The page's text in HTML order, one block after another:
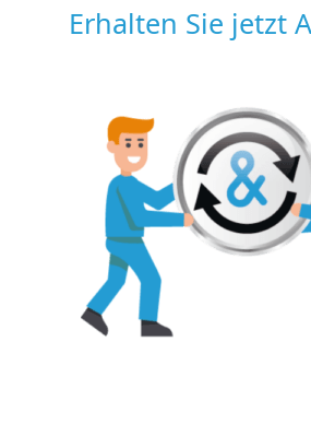
Erhalten Sie jetzt